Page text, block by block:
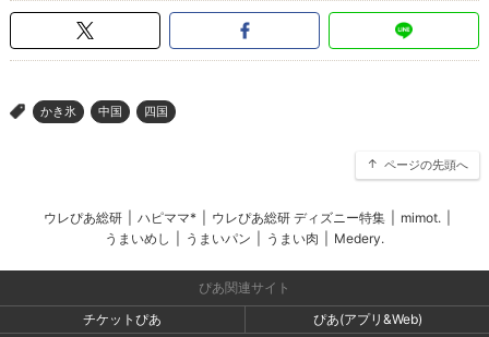
> かき氷 中国 四国
ページの先頭へ
ウレぴあ総研 ハピママ* ウレぴあ総研 ディズニー特集 mimot.
うまいめし
うまいパン うまい肉 Medery.
ぴあ関連サイト
チケットぴあ
ぴあ(アプリ&Web)